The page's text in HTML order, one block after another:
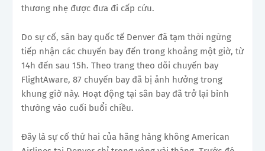
thương nhẹ được đưa đi cấp cứu.
Do sự cố, sân bay quốc tế Denver đã tạm thời ngừng
tiếp nhận các chuyến bay đến trong khoảng một giờ, từ
14h đến sau 15h. Theo trang theo dõi chuyến bay
FlightAware, 87 chuyến bay đã bị ảnh hưởng trong
khung giờ này. Hoạt động tại sân bay đã trở lại bình
thường vào cuối buổi chiều.
Đây là sự cố thứ hai của hãng hàng không American